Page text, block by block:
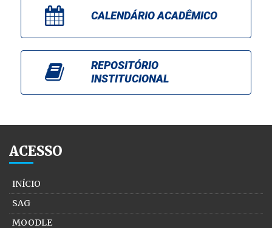
CALENDÁRIO ACADÊMICO
REPOSITÓRIO
INSTITUCIONAL
ACESSO
INÍCIO
SAG
MOODLE